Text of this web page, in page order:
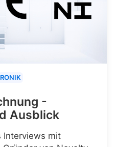
-
Ausblick
Interviews mit